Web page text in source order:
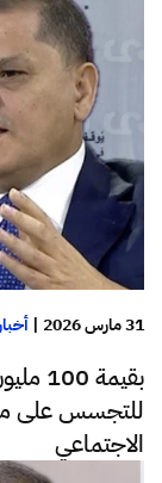
31 مارس 2026 |
للتجسس على
الاجتماعي